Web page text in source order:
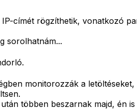
címét rögzíthetik, vonatkozó
sorolhatnám...
monitorozzák a
többen beszarnak majd, én